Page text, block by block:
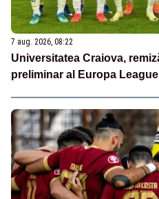
7 aug. 2026, 08:22
Universitatea Craiova,
preliminar al Europa League